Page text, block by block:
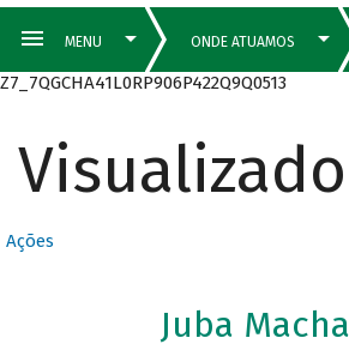
Z7_7QGCHA41L0RP906P422Q9Q0513
Ações
Juba